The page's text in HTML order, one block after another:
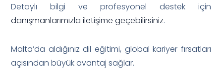
Detaylı bilgi ve profesyonel destek için
danışmanlarımızla iletişime geçebilirsiniz.
Malta’da aldığınız dil eğitimi, global kariyer fırsatları
açısından büyük avantaj sağlar.